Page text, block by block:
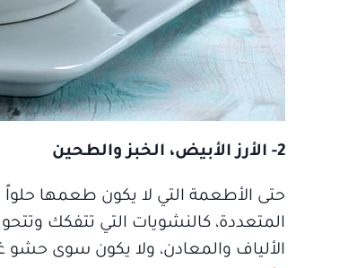
2- الأرز الأبيض، الخبز والطحين
حتى الأطعمة التي لا يكون طعمها
المتعددة، كالنشويات التي تتفكك
الألياف والمعادن، ولا يكون سوى